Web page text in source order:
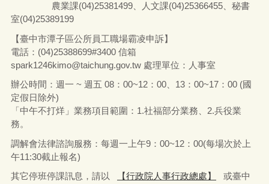
農業課(04)25381499、人文課(04)25366455、秘書
室(04)25389199
【臺中市潭子區公所員工職場霸凌申訴】
電話：(04)25388699#3400 信箱
spark1246kimo@taichung.gov.tw 處理單位：人事室
辦公時間：週一 ~ 週五 08：00~12：00、13：00~17：00 (國
定假日除外)
「中午不打烊」業務項目範圍：1.社福部分業務
2.兵役業
務。
調解會法律諮詢服務：每週一上午9：00~12：00(每場次於上
午11:30截止報名)
其它停班停課訊息，請以
【行政院人事行政總處】 或臺中